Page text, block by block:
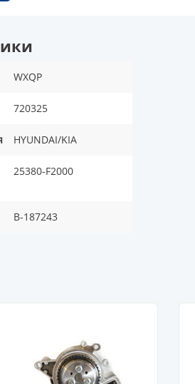
WXQP
720325
HYUNDAI/KIA
25380-F2000
B-187243